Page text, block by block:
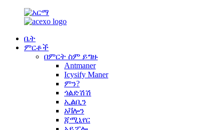
ቤት
ምርቶች
በምርት ስም ይግዙ
Antmaner
Icysify Maner
ምን?
ጎልድሽሽ
ኢልቢን
አቫሎን
ጃሚኒየር